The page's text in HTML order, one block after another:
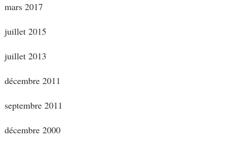
mars 2017
juillet 2015
juillet 2013
décembre 2011
septembre 2011
décembre 2000